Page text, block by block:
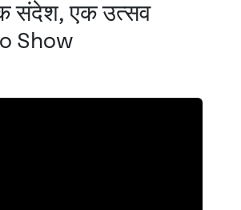
संदेश, एक उत्सव
Show